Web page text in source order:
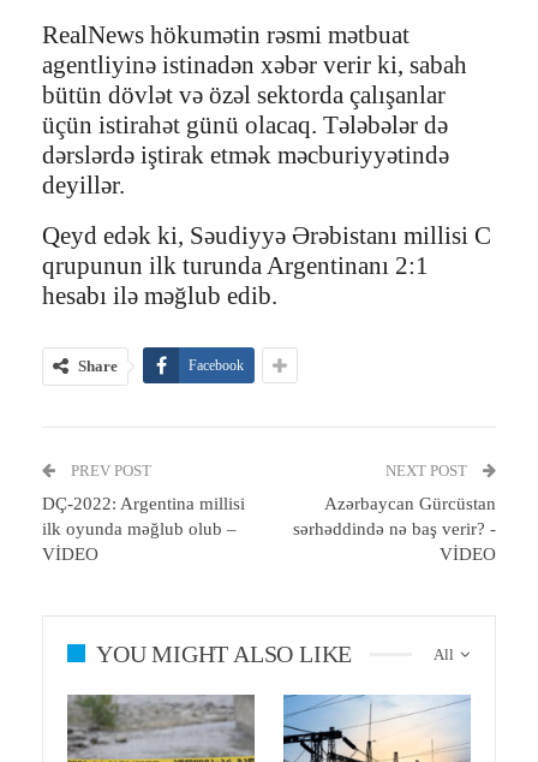
RealNews hökumətin rəsmi mətbuat
agentliyinə istinadən xəbər verir ki, sabah
bütün dövlət və özəl sektorda çalışanlar
üçün istirahət günü olacaq. Tələbələr də
dərslərdə iştirak etmək məcburiyyətində
deyillər.
Qeyd edək ki, Səudiyyə Ərəbistanı millisi C
qrupunun ilk turunda Argentinanı 2:1
hesabı ilə məğlub edib.
Share Facebook
PREV POST
DÇ-2022: Argentina millisi
ilk oyunda məğlub olub –
VİDEO
NEXT POST
Azərbaycan Gürcüstan
sərhəddində nə baş verir? -
VİDEO
All
YOU MIGHT ALSO LIKE